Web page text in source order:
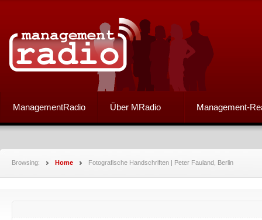
ManagementRadio Über MRadio Management-
Browsing: Home Fotografische Handschriften | Peter Fauland, Berlin